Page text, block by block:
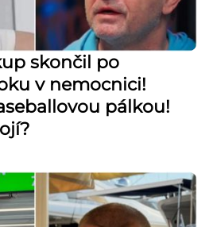
skončil po
v nemocnici!
pálkou!